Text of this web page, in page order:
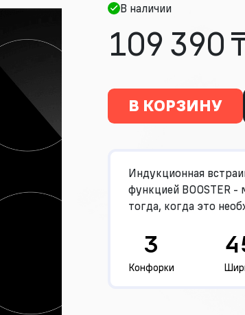
В наличии
109 390
В КОРЗИНУ
Индукционная
функцией BOOSTER
тогда, когда это
3
Конфорки